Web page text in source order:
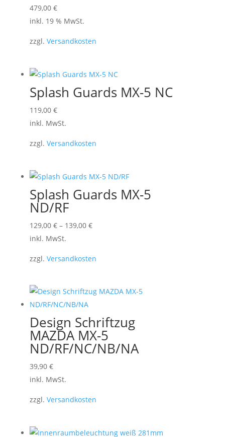
479,00 €
inkl. 19 % MwSt.
zzgl. Versandkosten
Splash Guards MX-5 NC
119,00 €
mehrere
auf.
Optionen
auf
inkl. MwSt.
zzgl. Versandkosten
Splash Guards MX-5
ND/RF
129,00 €– 139,00 €
auf.
können
auf
der
inkl. MwSt.
zzgl. Versandkosten
Design Schriftzug
MAZDA MX-5
ND/RF/NC/NB/NA
39,90 €
mehrere
auf.
inkl. MwSt.
zzgl. Versandkosten